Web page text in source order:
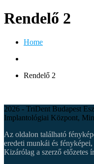
Rendelő 2
Home
Rendelő 2
2026 - TriDent Budapest
Implantológiai Központ,
Az oldalon található
eredeti munkái és
Kizárólag a szerző előzetes